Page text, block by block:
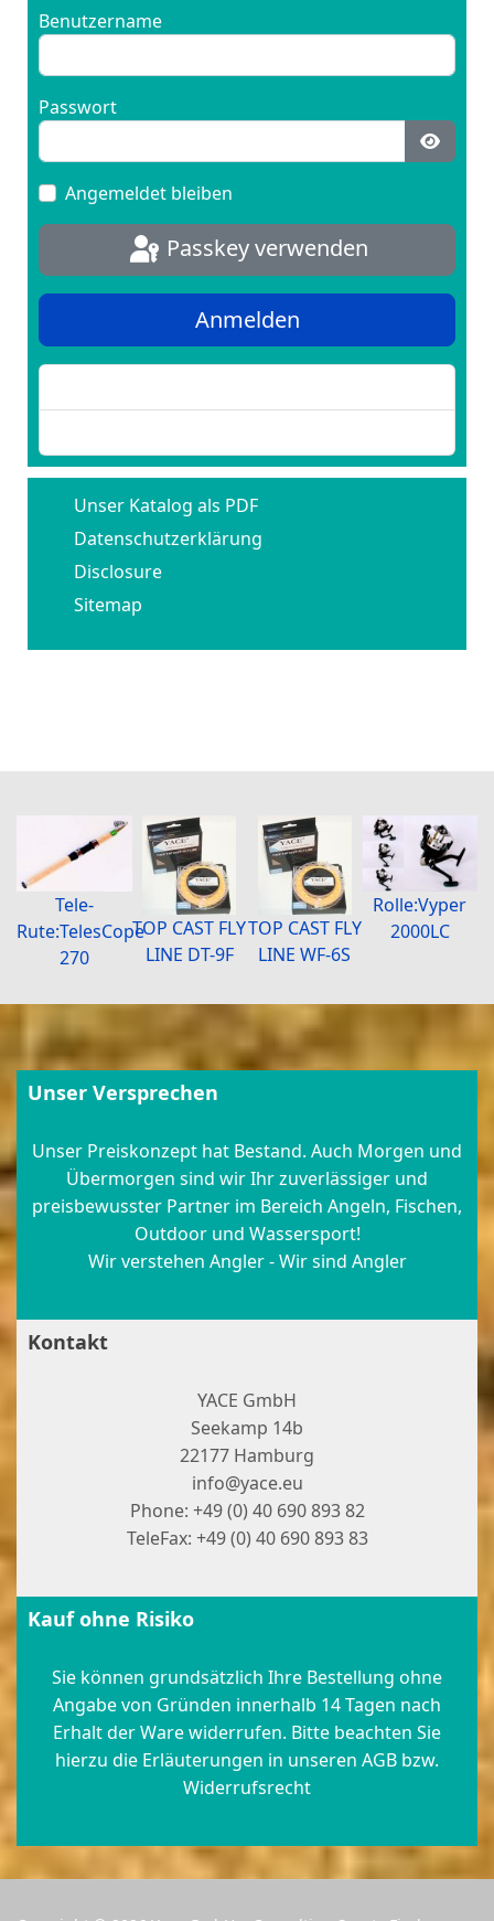
Benutzername
Passwort
Angemeldet bleiben
Passkey verwenden
Anmelden
Unser Katalog als PDF
Datenschutzerklärung
Disclosure
Sitemap
Tele-
Rute:TelesCope
270
TOP CAST FLY
LINE DT-9F
TOP CAST FLY
LINE WF-6S
Rolle:Vyper
2000LC
Unser Versprechen
Unser Preiskonzept hat Bestand. Auch Morgen und
Übermorgen sind wir Ihr zuverlässiger und
preisbewusster Partner im Bereich Angeln, Fischen,
Outdoor und Wassersport!
Wir verstehen Angler - Wir sind Angler
Kontakt
YACE GmbH
Seekamp 14b
22177 Hamburg
info@yace.eu
Phone: +49 (0) 40 690 893 82
TeleFax: +49 (0) 40 690 893 83
Kauf ohne Risiko
Sie können grundsätzlich Ihre Bestellung ohne
Angabe von Gründen innerhalb 14 Tagen nach
Erhalt der Ware widerrufen. Bitte beachten Sie
hierzu die Erläuterungen in unseren AGB bzw.
Widerrufsrecht